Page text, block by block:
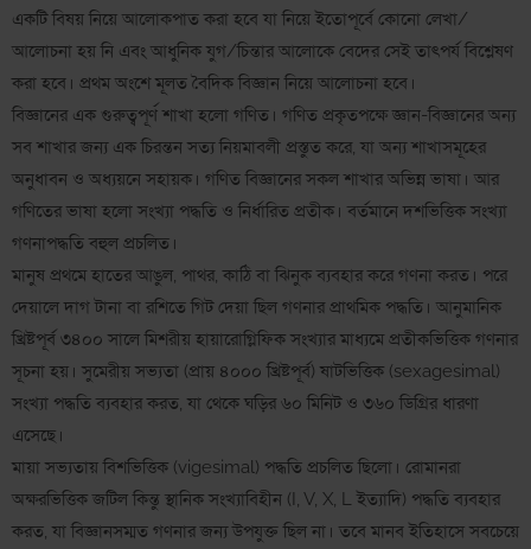
একটি বিষয় নিয়ে আলোকপাত করা হবে যা নিয়ে ইতোপূর্বে কোনো লেখা/
আলোচনা হয় নি এবং আধুনিক যুগ/চিন্তার আলোকে বেদের সেই তাৎপর্য বিশ্লেষণ
করা হবে। প্রথম অংশে মূলত বৈদিক বিজ্ঞান নিয়ে আলোচনা হবে।
বিজ্ঞানের এক গুরুত্বপূর্ণ শাখা হলো গণিত। গণিত প্রকৃতপক্ষে জ্ঞান-বিজ্ঞানের অন্য
সব শাখার জন্য এক চিরন্তন সত্য নিয়মাবলী প্রস্তুত করে, যা অন্যশাখাসমূহের
অনুধাবন ও অধ্যয়নে সহায়ক। গণিত বিজ্ঞানের সকল শাখার অভিন্ন ভাষা। আর
গণিতের ভাষা হলো সংখ্যা পদ্ধতি ও নির্ধারিত প্রতীক।‌ বর্তমানে দশভিত্তিক সংখ্যা
গণনাপদ্ধতি বহুল প্রচলিত।
মানুষ প্রথমে হাতের আঙুল, পাথর, কাঠি বা ঝিনুক ব্যবহার করে গণনা করত। পরে
দেয়ালে দাগ টানা বা রশিতে গিট দেয়া ছিল গণনার প্রাথমিক পদ্ধতি। আনুমানিক
খ্রিষ্টপূর্ব ৩৪০০ সালে মিশরীয় হায়ারোগ্লিফিক সংখ্যার মাধ্যমে প্রতীকভিত্তিক গণনার
সূচনা হয়। সুমেরীয় সভ্যতা (প্রায় ৪০০০ খ্রিষ্টপূর্ব) ষাটভিত্তিক (sexagesimal)
সংখ্যা পদ্ধতি ব্যবহার করত, যা থেকে ঘড়ির ৬০ মিনিট ও ৩৬০ ডিগ্রির ধারণা
এসেছে।
মায়া সভ্যতায় বিশভিত্তিক (vigesimal) পদ্ধতি প্রচলিত ছিলো। রোমানরা
অক্ষরভিত্তিক জটিল কিন্তু স্থানিক সংখ্যাবিহীন (I, V, X, L ইত্যাদি) পদ্ধতি ব্যবহার
করত, যা বিজ্ঞানসম্মত গণনার জন্য উপযুক্ত ছিল না। তবে মানব ইতিহাসে সবচেয়ে